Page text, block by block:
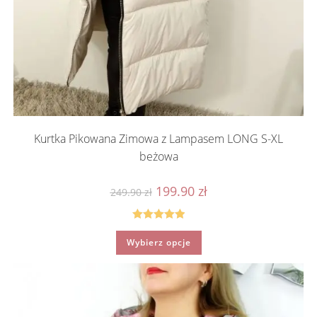
Kurtka Pikowana Zimowa z Lampasem LONG S-XL
beżowa
249.90zł Pierwotna
cena
wynosiła:
249.90 zł.
199.90 złAktualna
Oceniono
5.00na 5
Wybierz opcje
Ten
ma
wiele
wariantów.
Opcje
można
wybrać
na